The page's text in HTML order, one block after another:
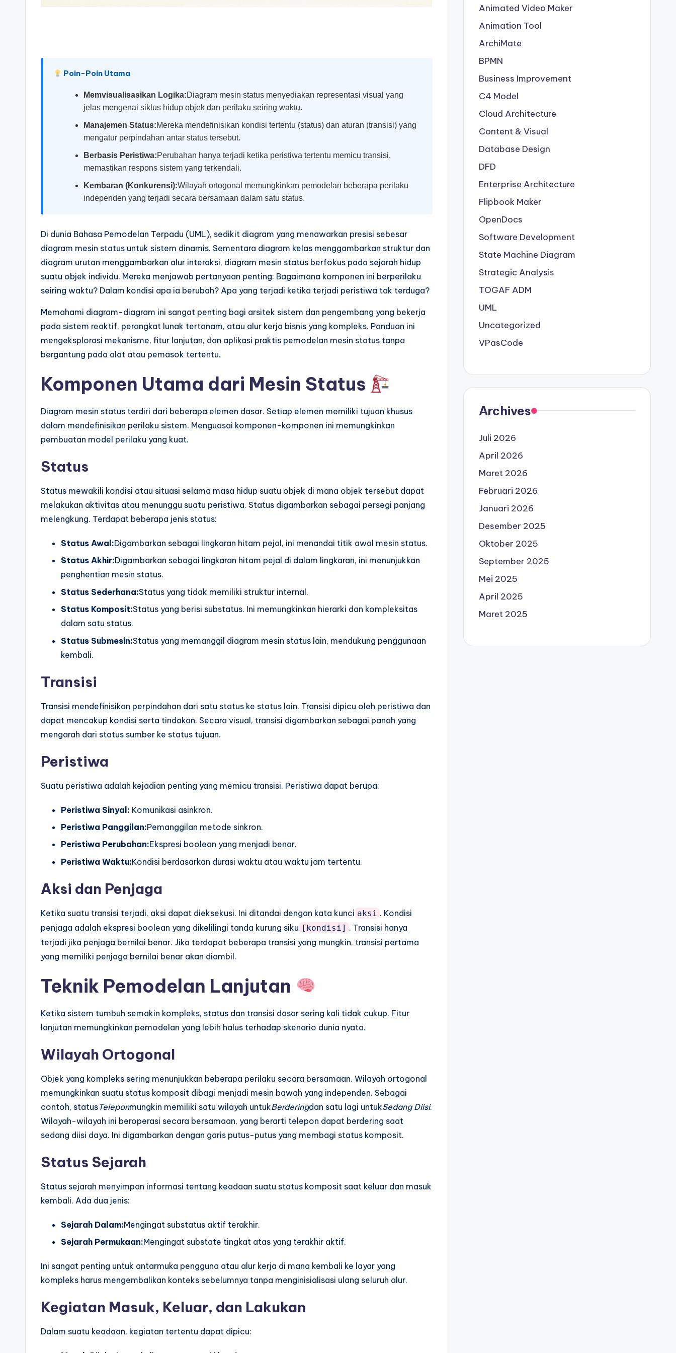
w
Poin-Poin Utama
Memvisualisasikan Logika:Diagram mesin status menyediakan representasi visual yang
jelas mengenai siklus hidup objek dan perilaku seiring waktu.
Manajemen Status:Mereka mendefinisikan kondisi tertentu (status) dan aturan (transisi) yang
mengatur perpindahan antar status tersebut.
Berbasis Peristiwa:Perubahan hanya terjadi ketika peristiwa tertentu memicu transisi,
memastikan respons sistem yang terkendali.
Kembaran (Konkurensi):Wilayah ortogonal memungkinkan pemodelan beberapa perilaku
independen yang terjadi secara bersamaan dalam satu status.
Di dunia Bahasa Pemodelan Terpadu (UML), sedikit diagram yang menawarkan presisi sebesar
diagram mesin status untuk sistem dinamis. Sementara diagram kelas menggambarkan struktur dan
diagram urutan menggambarkan alur interaksi, diagram mesin status berfokus pada sejarah hidup
suatu objek individu. Mereka menjawab pertanyaan penting: Bagaimana komponen ini berperilaku
seiring waktu? Dalam kondisi apa ia berubah? Apa yang terjadi ketika terjadi peristiwa tak terduga?
Memahami diagram-diagram ini sangat penting bagi arsitek sistem dan pengembang yang bekerja
pada sistem reaktif, perangkat lunak tertanam, atau alur kerja bisnis yang kompleks. Panduan ini
mengeksplorasi mekanisme, fitur lanjutan, dan aplikasi praktis pemodelan mesin status tanpa
bergantung pada alat atau pemasok tertentu.
Komponen Utama dari Mesin Status
Diagram mesin status terdiri dari beberapa elemen dasar. Setiap elemen memiliki tujuan khusus
dalam mendefinisikan perilaku sistem. Menguasai komponen-komponen ini memungkinkan
pembuatan model perilaku yang kuat.
Status
Status mewakili kondisi atau situasi selama masa hidup suatu objek di mana objek tersebut dapat
melakukan aktivitas atau menunggu suatu peristiwa. Status digambarkan sebagai persegi panjang
melengkung. Terdapat beberapa jenis status:
Status Awal:Digambarkan sebagai lingkaran hitam pejal, ini menandai titik awal mesin status.
Status Akhir:Digambarkan sebagai lingkaran hitam pejal di dalam lingkaran, ini menunjukkan
penghentian mesin status.
Status Sederhana:Status yang tidak memiliki struktur internal.
Status Komposit:Status yang berisi substatus. Ini memungkinkan hierarki dan kompleksitas
dalam satu status.
Status Submesin:Status yang memanggil diagram mesin status lain, mendukung penggunaan
kembali.
Transisi
Transisi mendefinisikan perpindahan dari satu status ke status lain. Transisi dipicu oleh peristiwa dan
dapat mencakup kondisi serta tindakan. Secara visual, transisi digambarkan sebagai panah yang
mengarah dari status sumber ke status tujuan.
Peristiwa
Suatu peristiwa adalah kejadian penting yang memicu transisi. Peristiwa dapat berupa:
Peristiwa Sinyal: Komunikasi asinkron.
Peristiwa Panggilan:Pemanggilan metode sinkron.
Peristiwa Perubahan:Ekspresi boolean yang menjadi benar.
Peristiwa Waktu:Kondisi berdasarkan durasi waktu atau waktu jam tertentu.
Aksi dan Penjaga
Ketika suatu transisi terjadi, aksi dapat dieksekusi. Ini ditandai dengan kata kunci aksi . Kondisi
penjaga adalah ekspresi boolean yang dikelilingi tanda kurung siku [kondisi] . Transisi hanya
terjadi jika penjaga bernilai benar. Jika terdapat beberapa transisi yang mungkin, transisi pertama
yang memiliki penjaga bernilai benar akan diambil.
Teknik Pemodelan Lanjutan
Ketika sistem tumbuh semakin kompleks, status dan transisi dasar sering kali tidak cukup. Fitur
lanjutan memungkinkan pemodelan yang lebih halus terhadap skenario dunia nyata.
Wilayah Ortogonal
Objek yang kompleks sering menunjukkan beberapa perilaku secara bersamaan. Wilayah ortogonal
memungkinkan suatu status komposit dibagi menjadi mesin bawah yang independen. Sebagai
contoh, statusTeleponmungkin memiliki satu wilayah untukBerderingdan satu lagi untukSedang Diisi.
Wilayah-wilayah ini beroperasi secara bersamaan, yang berarti telepon dapat berdering saat
sedang diisi daya. Ini digambarkan dengan garis putus-putus yang membagi status komposit.
Status Sejarah
Status sejarah menyimpan informasi tentang keadaan suatu status komposit saat keluar dan masuk
kembali. Ada dua jenis:
Sejarah Dalam:Mengingat substatus aktif terakhir.
Sejarah Permukaan:Mengingat substate tingkat atas yang terakhir aktif.
Ini sangat penting untuk antarmuka pengguna atau alur kerja di mana kembali ke layar yang
kompleks harus mengembalikan konteks sebelumnya tanpa menginisialisasi ulang seluruh alur.
Kegiatan Masuk, Keluar, dan Lakukan
Dalam suatu keadaan, kegiatan tertentu dapat dipicu:
Animated Video Maker
Animation Tool
ArchiMate
BPMN
Business Improvement
C4 Model
Cloud Architecture
Content & Visual
Database Design
DFD
Enterprise Architecture
Flipbook Maker
OpenDocs
Software Development
State Machine Diagram
Strategic Analysis
TOGAF ADM
UML
Uncategorized
VPasCode
Archives
Juli 2026
April 2026
Maret 2026
Februari 2026
Januari 2026
Desember 2025
Oktober 2025
September 2025
Mei 2025
April 2025
Maret 2025